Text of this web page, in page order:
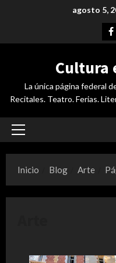
agosto 5,
Cultura
La única página federal
Recitales. Teatro. Ferias.
Menú
Inicio
Blog Arte